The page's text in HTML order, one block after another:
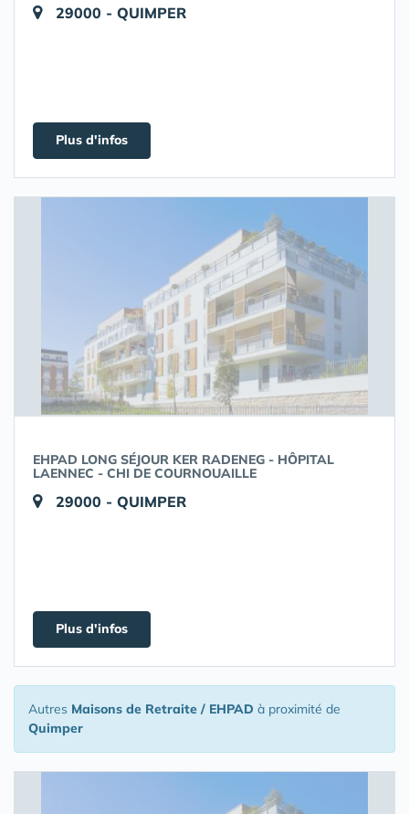
29000 - QUIMPER
Plus d'infos
EHPAD LONG SÉJOUR KER RADENEG - HÔPITAL
LAENNEC - CHI DE COURNOUAILLE
29000 - QUIMPER
Plus d'infos
Autres Maisons de Retraite / EHPAD à proximité de
Quimper